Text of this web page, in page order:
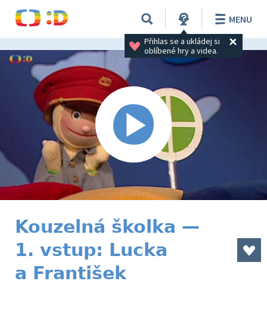
Přihlas se a ukládej si
oblíbené hry a videa.
MENU
Kouzelná školka —
1. vstup: Lucka
a František